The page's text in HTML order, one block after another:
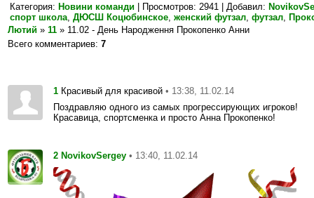
Категория: Новини команди Просмотров: 2941 | Добавил:
спорт школа ДЮСШ Коцюбинское женский футзал футзал
Лютий » 11 » 11.02 - День Народження Прокопенко Анни
Всего комментариев: 7
1 Красивый для красивой • 13:38, 11.02.14
Поздравляю одного из самых прогрессирующих игроков!
Красавица, спортсменка и просто Анна Прокопенко!
2 NovikovSergey • 13:40, 11.02.14